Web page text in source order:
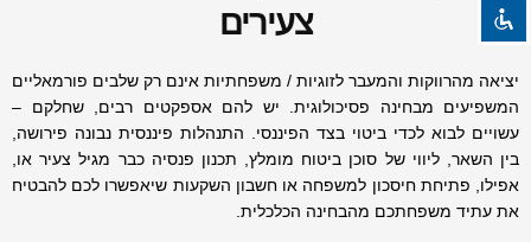
add_circle_outline הגדלת גופן
גופן קריא
brightness_high ניגודיות בהירה
צעירים
יציאה מהרווקות והמעבר לזוגיות / משפחתיות אינם רק שלבים פורמאליים
המשפיעים מבחינה פסיכולוגית. יש להם אספקטים רבים, שחלקם –
עשויים לבוא לכדי ביטוי בצד הפיננסי. התנהלות פיננסית נבונה פירושה,
בין השאר, ליווי של סוכן ביטוח מומלץ, תכנון פנסיה כבר מגיל צעיר או,
אפילו, פתיחת חיסכון למשפחה או חשבון השקעות שיאפשרו לכם להבטיח
את עתיד משפחתכם מהבחינה הכלכלית.